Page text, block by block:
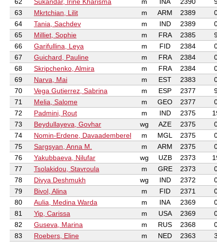
63
Mkrtchian, Lilit m ARM 2389
64
Tania, Sachdev m IND 2389
65
Milliet, Sophie m FRA 2385
66
Garifullina, Leya m FID 2384
67
Guichard, Pauline m FRA 2384
68
Skripchenko, Almira m FRA 2384
69
Narva, Mai m EST 2383
70
Vega Gutierrez, Sabrina m ESP 2377
71
Melia, Salome m GEO 2377
72
Padmini, Rout m IND 2375
73
Beydullayeva, Govhar wg AZE 2375
74
Nomin-Erdene, Davaademberel m MGL 2375
75
Sargsyan, Anna M. m ARM 2375
76
Yakubbaeva, Nilufar wg UZB 2373
77
Tsolakidou, Stavroula m GRE 2373
78
Divya Deshmukh wg IND 2372
79
Bivol, Alina m FID 2371
80
Aulia, Medina Warda m INA 2369
81
Yip, Carissa m USA 2369
82
Guseva, Marina m RUS 2368
83
Roebers, Eline m NED 2363